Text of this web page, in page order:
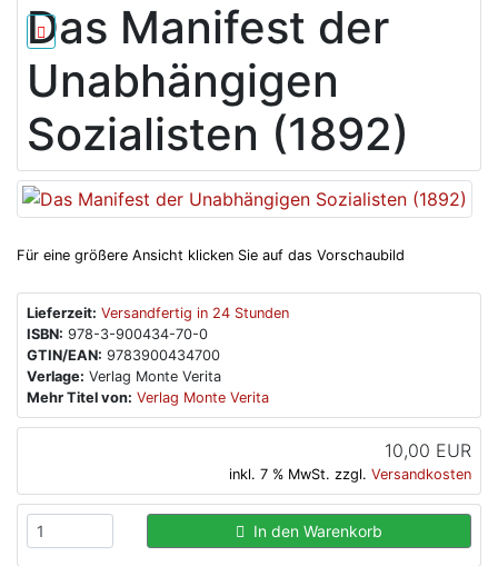
Das Manifest der
Unabhängigen
Sozialisten (1892)
Für eine größere Ansicht klicken Sie auf das Vorschaubild
Lieferzeit: Versandfertig in 24 Stunden
ISBN: 978-3-900434-70-0
GTIN/EAN: 9783900434700
Verlage: Verlag Monte Verita
Mehr Titel von: Verlag Monte Verita
10,00 EUR
inkl. 7 % MwSt. zzgl. Versandkosten
In den Warenkorb